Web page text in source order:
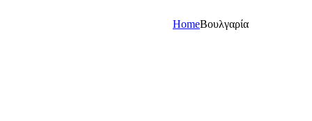
HomeBoυλγαρία